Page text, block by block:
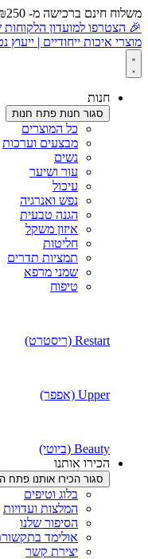
לתוכן
משלוח חינם ברכישה מ- ₪250
🎉 הצטרפו למועדון הלקוחות שלנו
מוצרי איכות ייחודיים | ייעוץ
חנות
סגור חנות פתח חנות
כל המוצרים
מבצעים וערכות
נשים
עור ושיער
עיכול
נפש ואנרגיה
הגנה טבעית
איזון משקל
חליטות
תמציות תדרים
שמני מרפא
טיפוח
Restart (ריסטרט)
Upper (אפפר)
Beauty (ביוטי)
הכירו אותנו
סגור הכירו אותנו פתח
בלוג וטיפים
המלצות ועדויות
הסיפור שלנו
אולימד
יצירת קשר